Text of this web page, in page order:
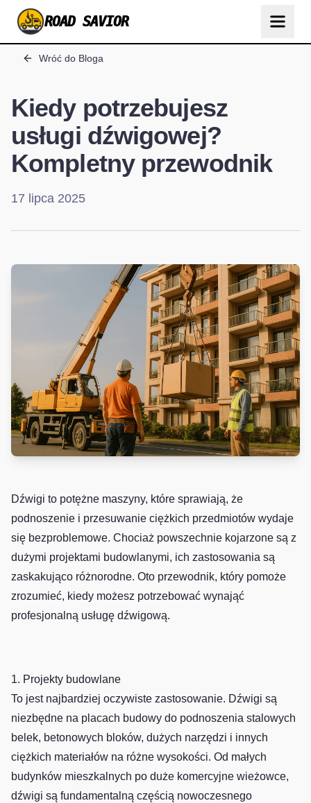
ROAD SAVIOR
Wróć do Bloga
Kiedy potrzebujesz
usługi dźwigowej?
Kompletny przewodnik
17 lipca 2025
Dźwigi to potężne maszyny, które sprawiają, że
podnoszenie i przesuwanie ciężkich przedmiotów wydaje
się bezproblemowe. Chociaż powszechnie kojarzone są z
dużymi projektami budowlanymi, ich zastosowania są
zaskakująco różnorodne. Oto przewodnik, który pomoże
zrozumieć, kiedy możesz potrzebować wynająć
profesjonalną usługę dźwigową.
1. Projekty budowlane
To jest najbardziej oczywiste zastosowanie. Dźwigi są
niezbędne na placach budowy do podnoszenia stalowych
belek, betonowych bloków, dużych narzędzi i innych
ciężkich materiałów na różne wysokości. Od małych
budynków mieszkalnych po duże komercyjne wieżowce,
dźwigi są fundamentalną częścią nowoczesnego